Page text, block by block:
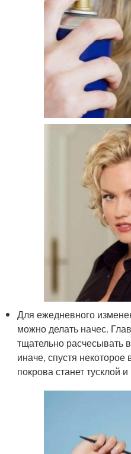
Для ежедневного
можно делать начес.
тщательно расчесывать
иначе, спустя некоторое
покрова станет тусклой